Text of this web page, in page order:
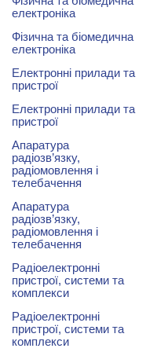
електроніка
Фізична та біомедична
електроніка
Електронні прилади та
пристрої
Електронні прилади та
пристрої
Апаратура
радіозв’язку,
радіомовлення і
телебачення
Апаратура
радіозв’язку,
радіомовлення і
телебачення
Радіоелектронні
пристрої, системи та
комплекси
Радіоелектронні
пристрої, системи та
комплекси